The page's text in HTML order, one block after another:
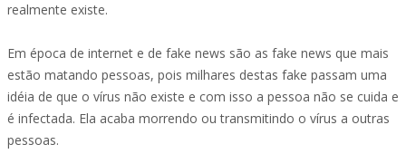
realmente existe.
Em época de internet e de fake news são as fake news que mais
estão matando pessoas, pois milhares destas fake passam uma
idéia de que o vírus não existe e com isso a pessoa não se cuida e
é infectada. Ela acaba morrendo ou transmitindo o vírus a outras
pessoas.